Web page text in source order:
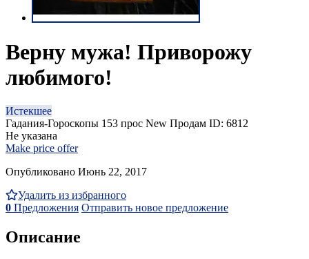
Верну мужа! Приворожу
любимого!
Истекшее
Гадания-Гороскопы 153 прос New Продам ID: 6812
Не указана
Make price offer
Опубликовано Июнь 22, 2017
Удалить из избранного
0 Предложения Отправить новое предложение
Описание